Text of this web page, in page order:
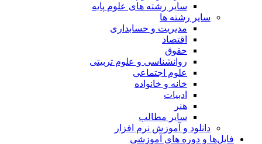
سایر رشته های علوم پایه
سایر رشته ها
مدیریت و حسابداری
اقتصاد
حقوق
روانشناسی و علوم تربیتی
علوم اجتماعی
خانه و خانواده
ادبیات
هنر
سایر مطالب
دانلود و آموزش نرم افزار
فایل‌ها و دوره های آموزشی